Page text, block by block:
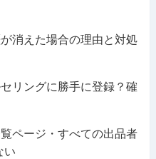
消えた場合の理由と対処
リングに勝手に登録？確
ページ・すべての出品者
い